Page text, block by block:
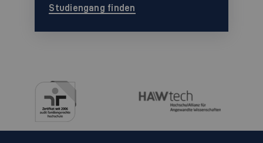
Studiengang finden